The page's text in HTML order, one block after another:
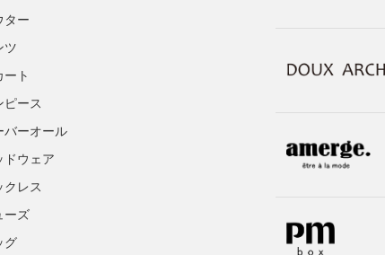
ター
ツ
ート
ピース
バーオール
ドウェア
クレス
ーズ
グ